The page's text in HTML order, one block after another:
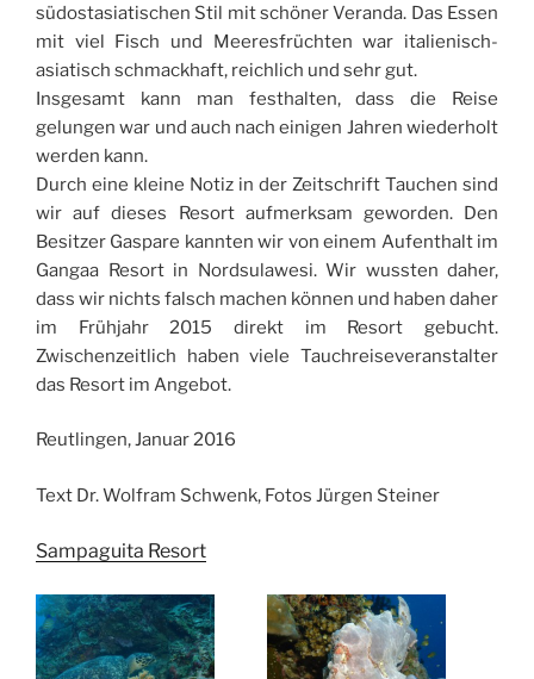
südostasiatischen Stil mit schöner Veranda. Das Essen
mit viel Fisch und Meeresfrüchten war italienisch-
asiatisch schmackhaft, reichlich und sehr gut.
Insgesamt kann man festhalten, dass die Reise
gelungen war und auch nach einigen Jahren wiederholt
werden kann.
Durch eine kleine Notiz in der Zeitschrift Tauchen sind
wir auf dieses Resort aufmerksam geworden. Den
Besitzer Gaspare kannten wir von einem Aufenthalt im
Gangaa Resort in Nordsulawesi. Wir wussten daher,
dass wir nichts falsch machen können und haben daher
im Frühjahr 2015 direkt im Resort gebucht.
Zwischenzeitlich haben viele Tauchreiseveranstalter
das Resort im Angebot.
Reutlingen, Januar 2016
Text Dr. Wolfram Schwenk, Fotos Jürgen Steiner
Sampaguita Resort